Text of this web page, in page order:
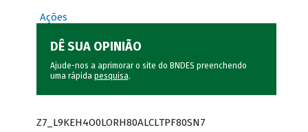
Ações
DÊ SUA OPINIÃO
Ajude-nos a aprimorar o site do BNDES preenchendo
uma rápida pesquisa.
Z7_L9KEH4O0LORH80ALCLTPF80SN7